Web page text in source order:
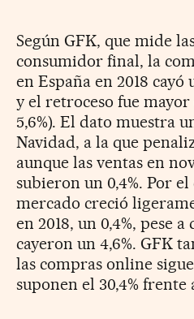
Según GFK, que mide
consumidor final, la
en España en 2018 cayó
y el retroceso fue
5,6%). El dato muestra
Navidad, a la que
aunque las ventas en
subieron un 0,4%. Por
mercado creció
en 2018, un 0,4%, pese
cayeron un 4,6%. GFK
las compras online
suponen el 30,4% frente